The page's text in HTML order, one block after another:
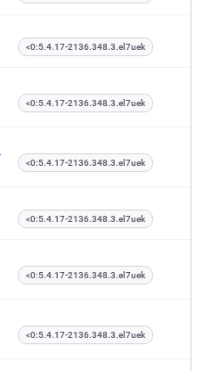
<0:5.4.17-2136.348.3.el7uek
<0:5.4.17-2136.348.3.el7uek
<0:5.4.17-2136.348.3.el7uek
<0:5.4.17-2136.348.3.el7uek
<0:5.4.17-2136.348.3.el7uek
<0:5.4.17-2136.348.3.el7uek